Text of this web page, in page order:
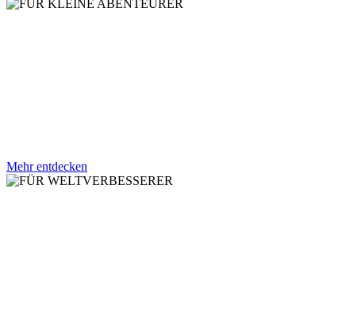
Mehr entdecken